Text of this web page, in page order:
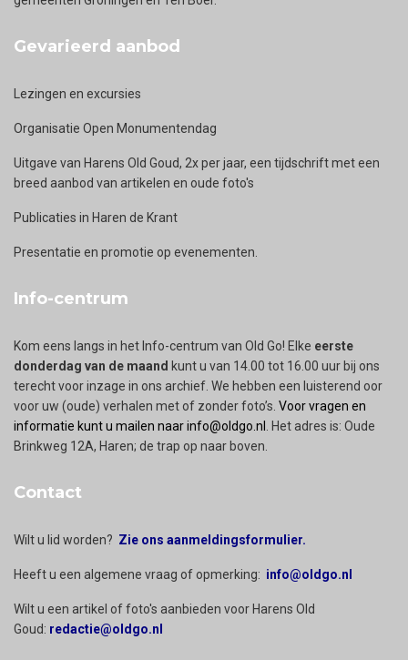
Gevarieerd aanbod
Lezingen en excursies
Organisatie Open Monumentendag
Uitgave van Harens Old Goud, 2x per jaar, een tijdschrift met een
breed aanbod van artikelen en oude foto's
Publicaties in Haren de Krant
Presentatie en promotie op evenementen.
Info-centrum
Kom eens langs in het Info-centrum van Old Go! Elke eerste
donderdag van de maand kunt u van 14.00 tot 16.00 uur bij ons
terecht voor inzage in ons archief. We hebben een luisterend oor
voor uw (oude) verhalen met of zonder foto’s. Voor vragen en
informatie kunt u mailen naar info@oldgo.nl
. Het adres is: Oude
Brinkweg 12A, Haren; de trap op naar boven.
Contact
Wilt u lid worden? Zie ons aanmeldingsformulier.
Heeft u een algemene vraag of opmerking: info@oldgo.nl
Wilt u een artikel of foto's aanbieden voor Harens Old
Goud: redactie@oldgo.nl